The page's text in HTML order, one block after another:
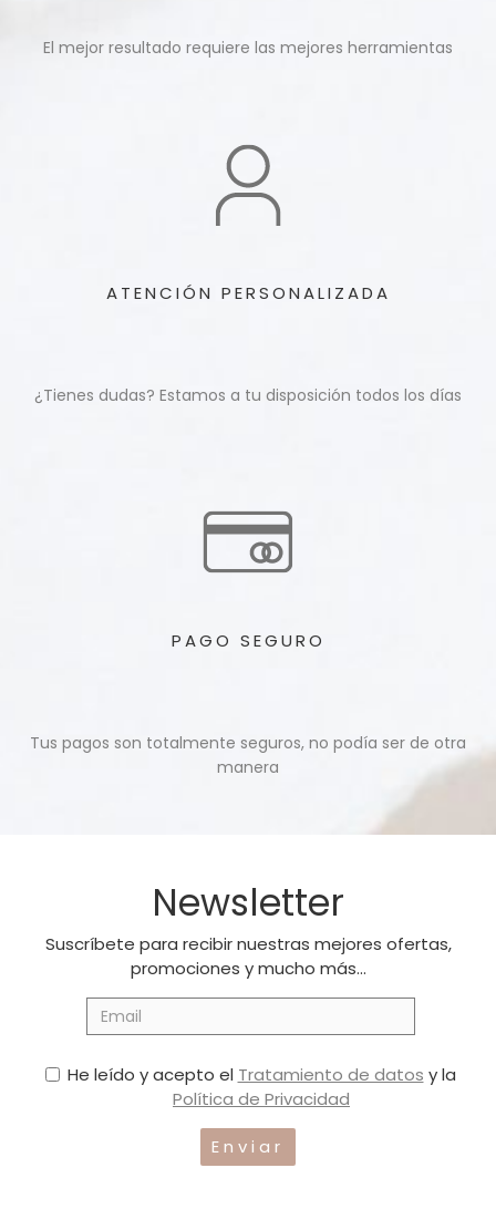
El mejor resultado requiere las mejores herramientas
ATENCIÓN PERSONALIZADA
¿Tienes dudas? Estamos a tu disposición todos los días
PAGO SEGURO
Tus pagos son totalmente seguros, no podía ser de otra
manera
Newsletter
Suscríbete para recibir nuestras mejores ofertas,
promociones y mucho más...
He leído y acepto el Tratamiento de datos y la
Política de Privacidad